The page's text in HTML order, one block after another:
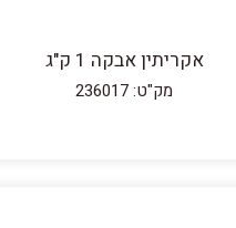
אקריתין אבקה 1 ק"ג
מק"ט: 236017